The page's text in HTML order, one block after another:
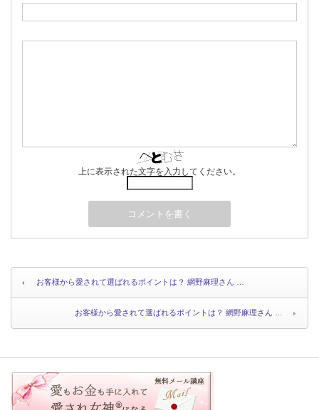
上に表示された文字を入力してください。
お客様から愛されて選ばれるポイントは？ 網野麻理さん …
お客様から愛されて選ばれるポイントは？ 網野麻理さん …